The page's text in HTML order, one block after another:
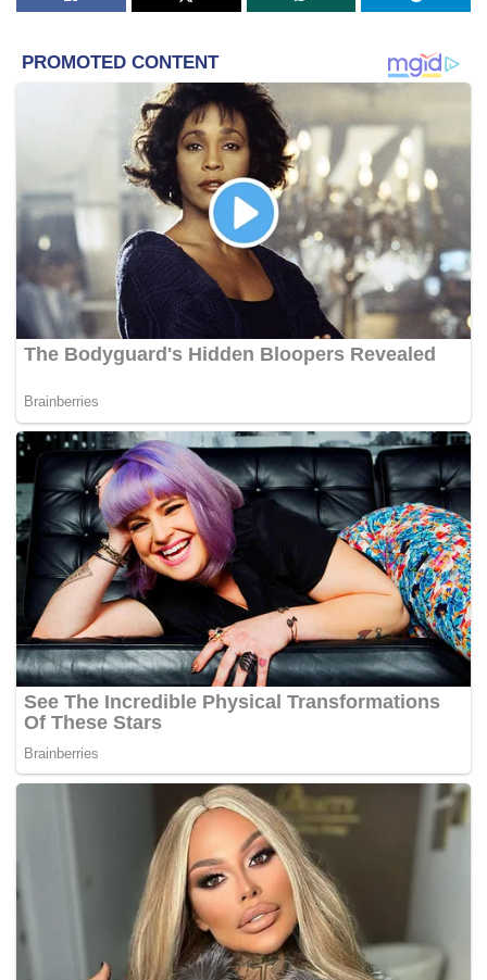
berjenama berjumlah kira-kira RM1 juta; serta jongkong,
“Selain itu, berlian dan barangan kemas bernilai kira-kira
RM4 juta dan satu set alatan kasino berjenama mewah
yang dianggarkan bernilai RM150,000 turut disita.
“SPRM turut menemui sebuah bilik rahsia kebal yang
menjadi tempat simpanan senjata dan peluru, namun tiada
sitaan dilakukan kerana senjata berkenaan didaftarkan
atas nama syarikat keselamatan milik individu terbabit,”
katanya.
Menurut kenyataan itu, SPRM semalam, menggunakan
Squad (ACTS) dalam proses merakam keterangan Tan Sri
terbabit kerana mengesyaki wujud bilik rahsia menyimpan
senjata di kediaman berkenaan.
“SPRM mendapat maklumat terdapat bilik rahsia yang
menyimpan barang berharga termasuk senjata yang
berkaitan dengan siasatan penyelewengan dana sukuk
pembinaan lebuh raya di kediaman individu ini.
“Kehadiran pasukan ACTS adalah bertujuan menjaga
keselamatan dan mengiringi pegawai serta barang-barang
yang disita bagi dibawa pulang ke Ibu Pejabat SPRM,
Putrajaya,” katanya.
Sementara itu, Ketua Pesuruhjaya SPRM, Tan Sri Azam
Baki, mengesahkan keseluruhan penggeledahan dan
sitaan semalam berjumlah kira-kira RM16 juta.
Beliau juga tidak menolak kemungkinan akan ada lagi
sitaan dilakukan.
“Proses rakaman keterangan individu tersebut
ditangguhkan pada satu tarikh lain disebabkan faktor